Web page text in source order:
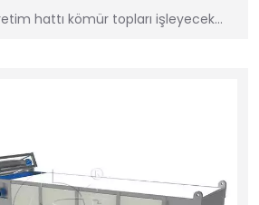
hattı kömür topları işleyecek…